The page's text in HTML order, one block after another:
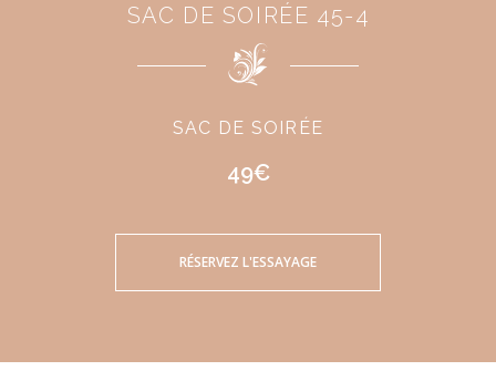
SAC DE SOIRÉE 45-4
SAC DE SOIRÉE
49€
RÉSERVEZ L'ESSAYAGE